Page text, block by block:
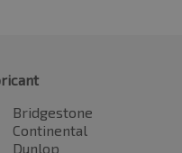
Bridgestone
Continental
Dunlop